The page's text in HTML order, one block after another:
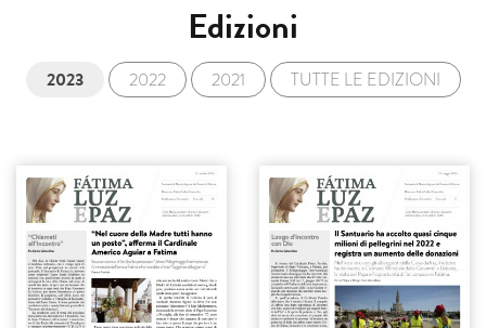
Edizioni
2023 2022 2021 TUTTE LE EDIZIONI